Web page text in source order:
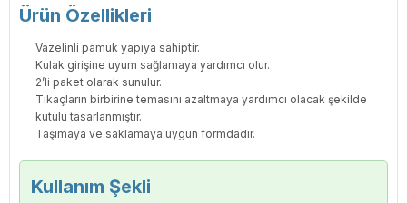
Ürün Özellikleri
Vazelinli pamuk yapıya sahiptir.
Kulak girişine uyum sağlamaya yardımcı olur.
2’li paket olarak sunulur.
Tıkaçların birbirine temasını azaltmaya yardımcı olacak şekilde
kutulu tasarlanmıştır.
Taşımaya ve saklamaya uygun formdadır.
Kullanım Şekli